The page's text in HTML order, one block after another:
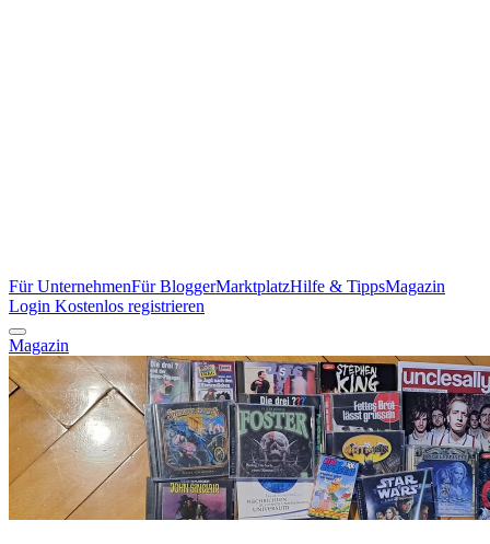
Für UnternehmenFür BloggerMarktplatzHilfe & TippsMagazin
Login Kostenlos registrieren
Magazin